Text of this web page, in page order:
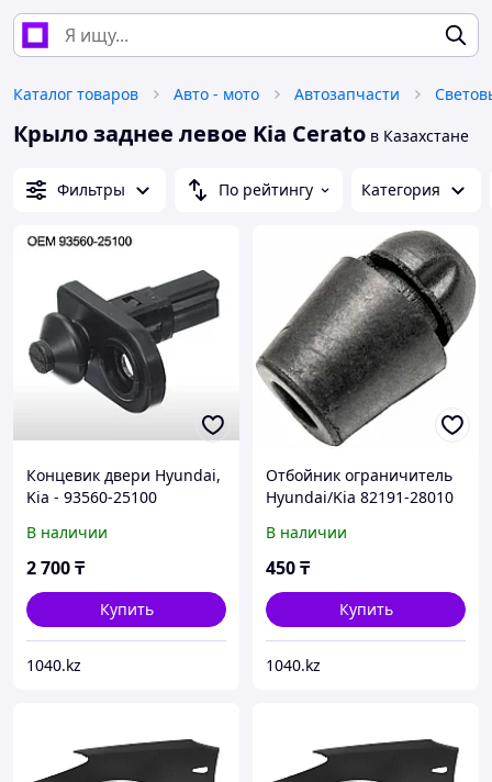
Каталог товаров Авто - мото Автозапчасти
Крыло заднее левое Kia Cerato в Казахстане
Фильтры По рейтингу Категория
Концевик двери Hyundai,
Kia - 93560-25100
В наличии
2 700₸
Купить
1040.kz
Отбойник ограничитель
Hyundai/Kia 82191-28010
В наличии
450₸
Купить
1040.kz